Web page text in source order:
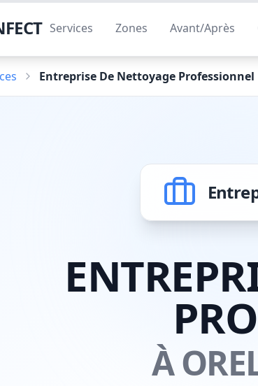
Services Zones Avant/Après
Entreprise De Nettoyage Professionnel
À